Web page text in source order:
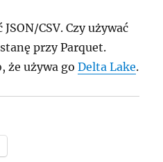
CSV. Czy używać
przy Parquet.
że używa goDelta Lake.